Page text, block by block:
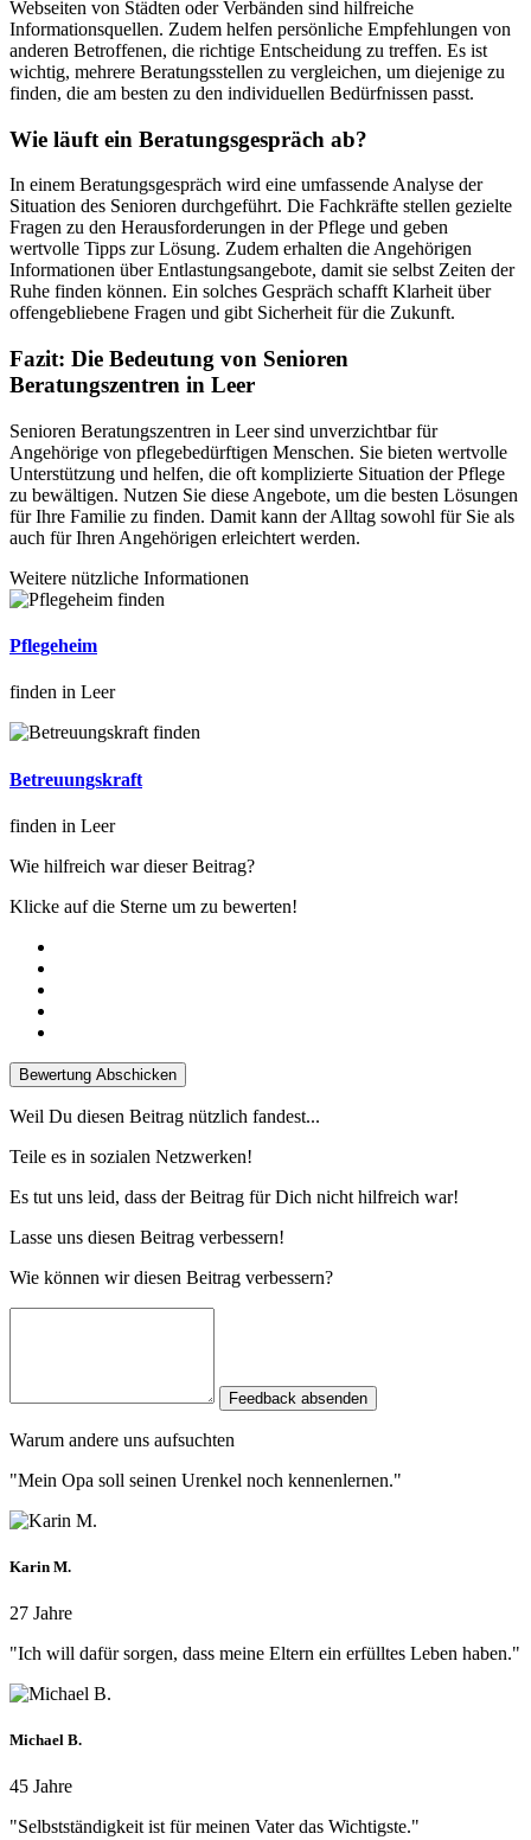
Webseiten von Städten oder Verbänden sind hilfreiche
Informationsquellen. Zudem helfen persönliche Empfehlungen von
anderen Betroffenen, die richtige Entscheidung zu treffen. Es ist
wichtig, mehrere Beratungsstellen zu vergleichen, um diejenige zu
finden, die am besten zu den individuellen Bedürfnissen passt.
Wie läuft ein Beratungsgespräch ab?
In einem Beratungsgespräch wird eine umfassende Analyse der
Situation des Senioren durchgeführt. Die Fachkräfte stellen gezielte
Fragen zu den Herausforderungen in der Pflege und geben
wertvolle Tipps zur Lösung. Zudem erhalten die Angehörigen
Informationen über Entlastungsangebote, damit sie selbst Zeiten der
Ruhe finden können. Ein solches Gespräch schafft Klarheit über
offengebliebene Fragen und gibt Sicherheit für die Zukunft.
Fazit: Die Bedeutung von Senioren
Beratungszentren in Leer
Senioren Beratungszentren in Leer sind unverzichtbar für
Angehörige von pflegebedürftigen Menschen. Sie bieten wertvolle
Unterstützung und helfen, die oft komplizierte Situation der Pflege
zu bewältigen. Nutzen Sie diese Angebote, um die besten Lösungen
für Ihre Familie zu finden. Damit kann der Alltag sowohl für Sie als
auch für Ihren Angehörigen erleichtert werden.
Weitere nützliche Informationen
Pflegeheim
finden in Leer
Betreuungskraft
finden in Leer
Wie hilfreich war dieser Beitrag?
Klicke auf die Sterne um zu bewerten!
Bewertung Abschicken
Weil Du diesen Beitrag nützlich fandest...
Teile es in sozialen Netzwerken!
Es tut uns leid, dass der Beitrag für Dich nicht hilfreich war!
Lasse uns diesen Beitrag verbessern!
Wie können wir diesen Beitrag verbessern?
Feedback absenden
Warum andere uns aufsuchten
"Mein Opa soll seinen Urenkel noch kennenlernen."
Karin M.
27 Jahre
"Ich will dafür sorgen, dass meine Eltern ein erfülltes Leben haben."
Michael B.
45 Jahre
"Selbstständigkeit ist für meinen Vater das Wichtigste."